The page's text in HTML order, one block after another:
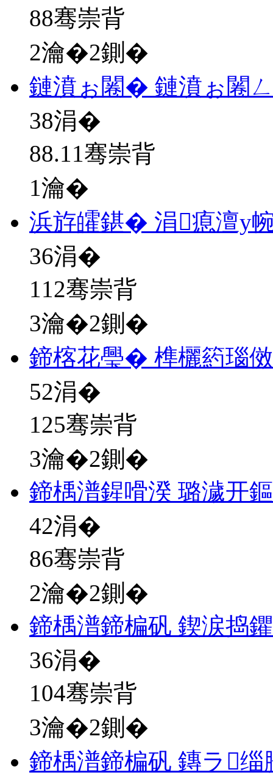
88骞崇背
2瀹�2鍘�
鏈濆ぉ闂� 鏈濆ぉ闂
38涓�
88.11骞崇背
1瀹�
浜斿皬鍖� 涓瘜澶у
36涓�
112骞崇背
3瀹�2鍘�
鍗楁花璺� 榫欐箹瑙
52涓�
125骞崇背
3瀹�2鍘�
鍗楀潽鍟嗗湀 璐濊开
42涓�
86骞崇背
2瀹�2鍘�
鍗楀潽鍗楄矾 鍥涙捣
36涓�
104骞崇背
3瀹�2鍘�
鍗楀潽鍗楄矾 鏄ラ缁